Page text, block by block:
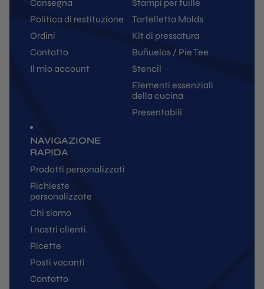
Consegna
Politica di restituzione
Ordini
Contatto
Il mio account
Stampi per tuille
Tartelletta Molds
Kit di pressatura
Buñuelos / Pie Tee
Stencil
Elementi essenziali
della cucina
Presentabili
NAVIGAZIONE
RAPIDA
Prodotti personalizzati
Richieste
personalizzate
Chi siamo
I nostri clienti
Ricette
Posti vacanti
Contatto